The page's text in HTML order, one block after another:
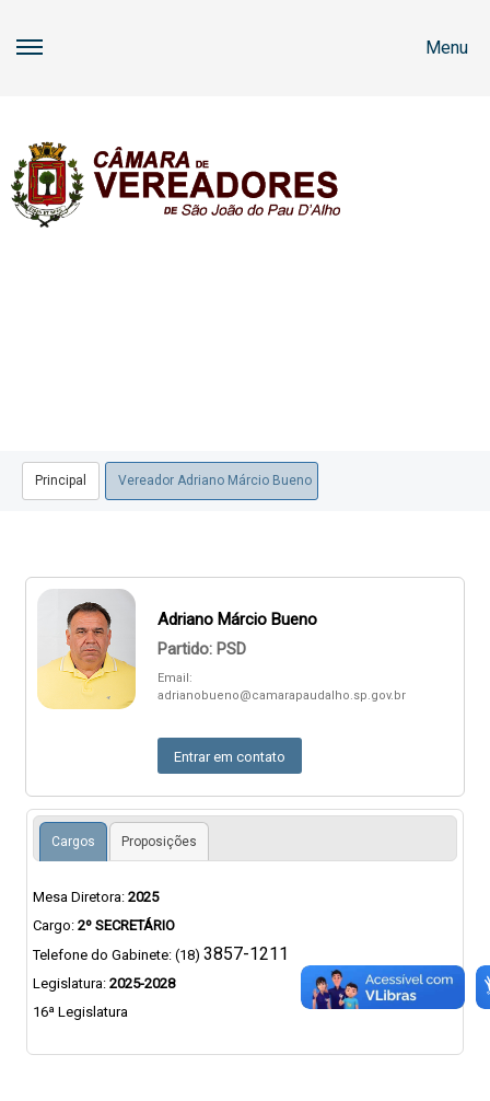
Menu
Principal Vereador Adriano Márcio Bueno
Adriano Márcio Bueno
Partido: PSD
Email:
adrianobueno@camarapaudalho.sp.gov.br
Entrar em contato
Cargos Proposições
Mesa Diretora: 2025
Cargo: 2º SECRETÁRIO
Telefone do Gabinete: (18) 3857-1211
Legislatura: 2025-2028
16ª Legislatura